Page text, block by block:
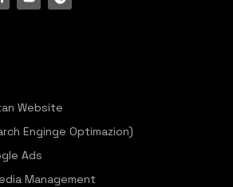
Website
Enginge Optimazion)
Ads
Management